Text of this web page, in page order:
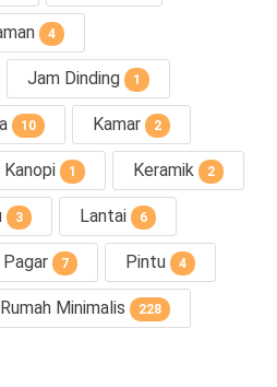
4
Jam Dinding 1
10 Kamar 2
Kanopi 1 Keramik 2
3 Lantai 6
Pagar 7 Pintu 4
Rumah Minimalis 228